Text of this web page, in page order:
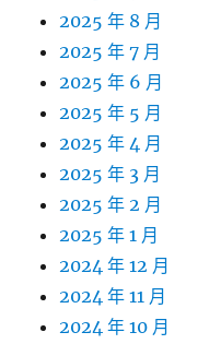
2025 年 8 月
2025 年 7 月
2025 年 6 月
2025 年 5 月
2025 年 4 月
2025 年 3 月
2025 年 2 月
2025 年 1 月
2024 年 12 月
2024 年 11 月
2024 年 10 月